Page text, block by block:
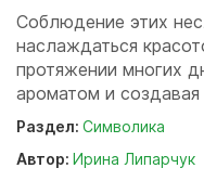
Соблюдение этих
наслаждаться
протяжении многих
ароматом и
Раздел: Символика
Автор: Ирина Липарчук